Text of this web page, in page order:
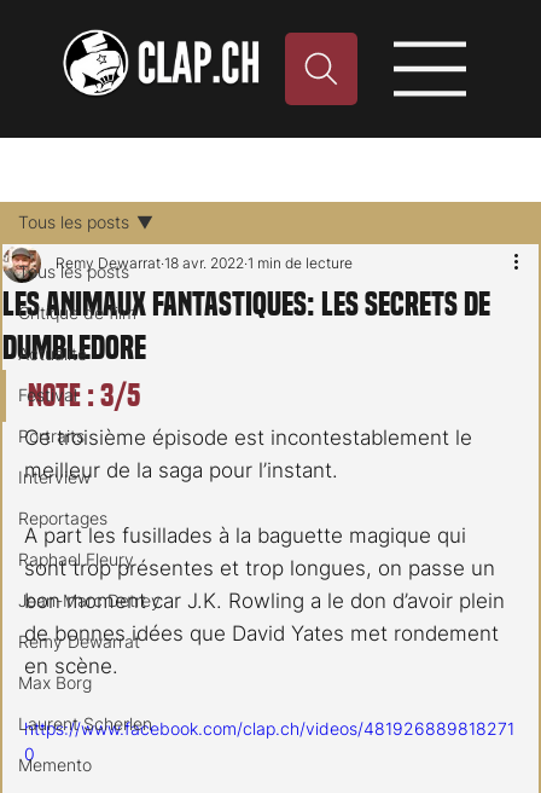
Tous les posts
Critique de film
Actualité
Festival
Portraits
Interview
Reportages
Raphael Fleury
Jean-Marc Detrey
Remy Dewarrat
Max Borg
Laurent Scherlen
Memento
Tous les posts
Les Animaux Fantastiques: Les Secrets de
Dumbledore
Remy Dewarrat 18 avr. 2022 1 min de lecture
Note : 3/5
Ce troisième épisode est incontestablement le
meilleur de la saga pour l’instant.
A part les fusillades à la baguette magique qui
sont trop présentes et trop longues, on passe un
bon moment car J.K. Rowling a le don d’avoir plein
de bonnes idées que David Yates met rondement
en scène.
https://www.facebook.com/clap.ch/videos/481926889818271
0